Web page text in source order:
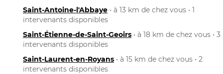
Saint-Antoine-l'Abbaye • à 13 km de chez vous • 1
intervenants disponibles
Saint-Étienne-de-Saint-Geoirs • à 18 km de chez vous • 3
intervenants disponibles
Saint-Laurent-en-Royans • à 15 km de chez vous • 2
intervenants disponibles